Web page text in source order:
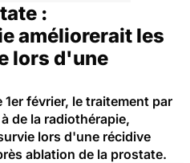
:
améliorerait les
lors d'une
février, le traitement par
de la radiothérapie,
lors d'une récidive
ablation de la prostate.